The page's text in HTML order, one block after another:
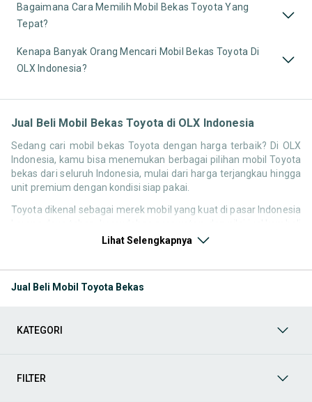
Bagaimana Cara Memilih Mobil Bekas Toyota Yang
Tepat?
Kenapa Banyak Orang Mencari Mobil Bekas Toyota Di
OLX Indonesia?
Jual Beli Mobil Bekas Toyota di OLX Indonesia
Sedang cari mobil bekas Toyota dengan harga terbaik? Di OLX
Indonesia, kamu bisa menemukan berbagai pilihan mobil Toyota
bekas dari seluruh Indonesia, mulai dari harga terjangkau hingga
unit premium dengan kondisi siap pakai.
Toyota dikenal sebagai merek mobil yang kuat di pasar Indonesia
yang stabil. Itu sebabnya pencarian seperti
Melalui halaman ini, kamu bisa langsung membandingkan
Beberapa model Toyota memiliki demand tinggi di pasar mobil
Lihat Selengkapnya
Jual Beli Mobil Toyota Bekas
KATEGORI
FILTER